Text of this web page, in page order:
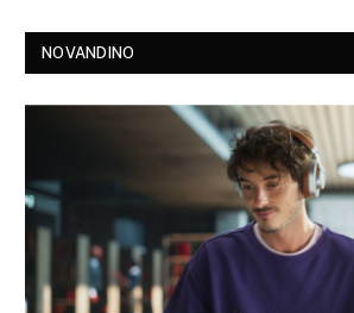
NOVANDINO